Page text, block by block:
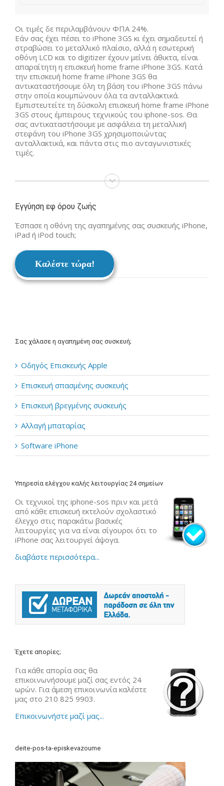
Οι τιμές δε περιλαμβάνουν ΦΠΑ 24%.
Εάν σας έχει πέσει το iPhone 3GS κι έχει σημαδευτεί ή
στραβώσει το μεταλλικό πλαίσιο, αλλά η εσωτερική
οθόνη LCD και το digitizer έχουν μείνει άθικτα, είναι
απαραίτητη η επισκευή home frame iPhone 3GS. Κατά
την επισκευή home frame iPhone 3GS θα
αντικαταστήσουμε όλη τη βάση του iPhone 3GS πάνω
στην οποία κουμπώνουν όλα τα ανταλλακτικά.
Εμπιστευτείτε τη δύσκολη επισκευή home frame iPhone
3GS στους έμπειρους τεχνικούς του iphone-sos. Θα
σας αντικαταστήσουμε με ασφάλεια τη μεταλλική
στεφάνη του iPhone 3GS χρησιμοποιώντας
ανταλλακτικά, και πάντα στις πιο ανταγωνιστικές
τιμές.
Εγγύηση εφ όρου ζωής
Έσπασε η οθόνη της αγαπημένης σας συσκευής iPhone,
iPad ή iPod touch;
Καλέστε τώρα!
Σας χάλασε η αγαπημένη σας συσκευή;
Οδηγός Επισκευής Apple
Επισκευή σπασμένης συσκευής
Επισκευή βρεγμένης συσκευής
Αλλαγή μπαταρίας
Software iPhone
Υπηρεσία ελέγχου καλής λειτουργίας 24 σημείων
Οι τεχνικοί της iphone-sos πριν και μετά
από κάθε επισκευή εκτελούν σχολαστικό
έλεγχο στις παρακάτω βασικές
λειτουργίες για να είναι σίγουροι ότι το
iPhone σας λειτουργεί άψογα.
διαβάστε περισσότερα...
Έχετε απορίες;
Για κάθε απορία σας θα
επικοινωνήσουμε μαζί σας εντός 24
ωρών. Για άμεση επικοινωνία καλέστε
μας στο 210 825 9903.
Επικοινωνήστε μαζί μας...
deite-pos-ta-episkevazoume